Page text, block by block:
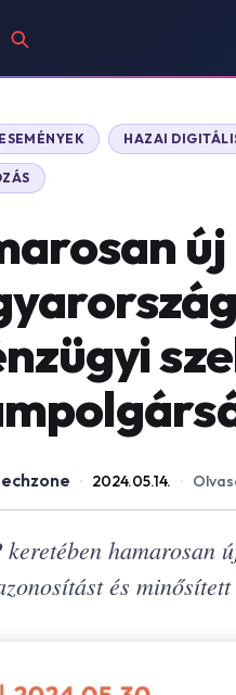
ESEMÉNYEK HAZAI
· 2024.05.14. ·
keretében hamarosan
és